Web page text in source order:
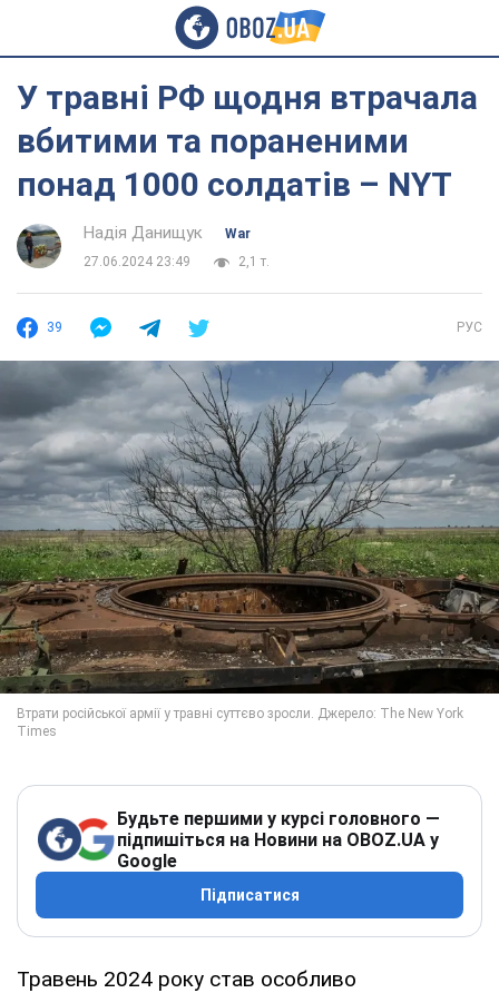
У травні РФ щодня втрачала
вбитими та пораненими
понад 1000 солдатів – NYT
Надія Данищук
War
27.06.2024 23:49
2,1 т.
39 РУС
Будьте першими у курсі головного —
підпишіться на Новини на OBOZ.UA у
Google
Підписатися
Травень 2024 року став особливо